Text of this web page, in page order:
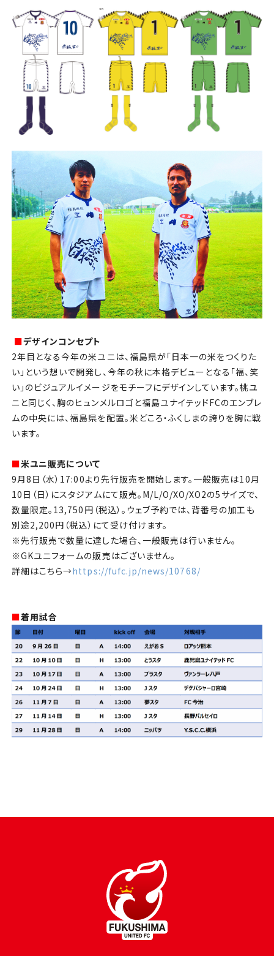
NPO
その他
■デザインコンセプト
2年目となる今年の米ユニは、福島県が「日本一の米をつくりた
い」という想いで開発し、今年の秋に本格デビューとなる「福、笑
い」のビジュアルイメージをモチーフにデザインしています。桃ユ
ニと同じく、胸のヒュンメルロゴと福島ユナイテッドFCのエンブレ
ムの中央には、福島県を配置。米どころ・ふくしまの誇りを胸に戦
います。
■米ユニ販売について
9月8日（水）17:00より先行販売を開始します。一般販売は10月
10日（日）にスタジアムにて販売。M/L/O/XO/XO2の5サイズで、
数量限定。13,750円（税込）。ウェブ予約では、背番号の加工も
別途2,200円（税込）にて受け付けます。
※先行販売で数量に達した場合、一般販売は行いません。
※GKユニフォームの販売はございません。
詳細はこちら→https://fufc.jp/news/10768/
■着用試合